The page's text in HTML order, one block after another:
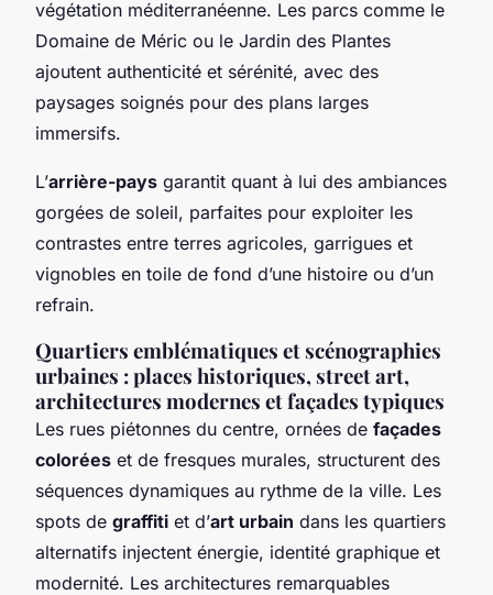
végétation méditerranéenne. Les parcs comme le
Domaine de Méric ou le Jardin des Plantes
ajoutent authenticité et sérénité, avec des
paysages soignés pour des plans larges
immersifs.
L’arrière-pays garantit quant à lui des ambiances
gorgées de soleil, parfaites pour exploiter les
contrastes entre terres agricoles, garrigues et
vignobles en toile de fond d’une histoire ou d’un
refrain.
Quartiers emblématiques et scénographies
urbaines : places historiques, street art,
architectures modernes et façades typiques
Les rues piétonnes du centre, ornées de façades
colorées et de fresques murales, structurent des
séquences dynamiques au rythme de la ville. Les
spots de graffiti et d’art urbain dans les quartiers
alternatifs injectent énergie, identité graphique et
modernité. Les architectures remarquables